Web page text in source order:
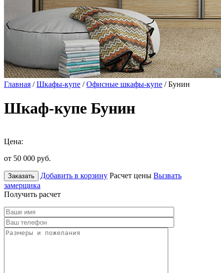
Главная /Шкафы-купе /Офисные шкафы-купе / Бунин
Шкаф-купе Бунин
Цена:
от 50 000 руб.
Заказать Добавить в корзину Расчет цены Вызвать
замерщика
Получить расчет